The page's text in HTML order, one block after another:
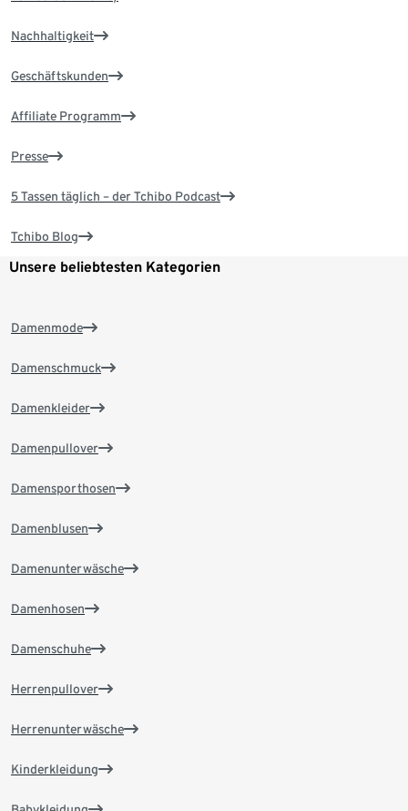
Nachhaltigkeit
Geschäftskunden
Affiliate Programm
Presse
5 Tassen täglich – der Tchibo Podcast
Tchibo Blog
Unsere beliebtesten Kategorien
Damenmode
Damenschmuck
Damenkleider
Damenpullover
Damensporthosen
Damenblusen
Damenunterwäsche
Damenhosen
Damenschuhe
Herrenpullover
Herrenunterwäsche
Kinderkleidung